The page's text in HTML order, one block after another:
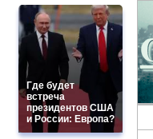
Где будет
встреча
президентов США
и России: Европа?